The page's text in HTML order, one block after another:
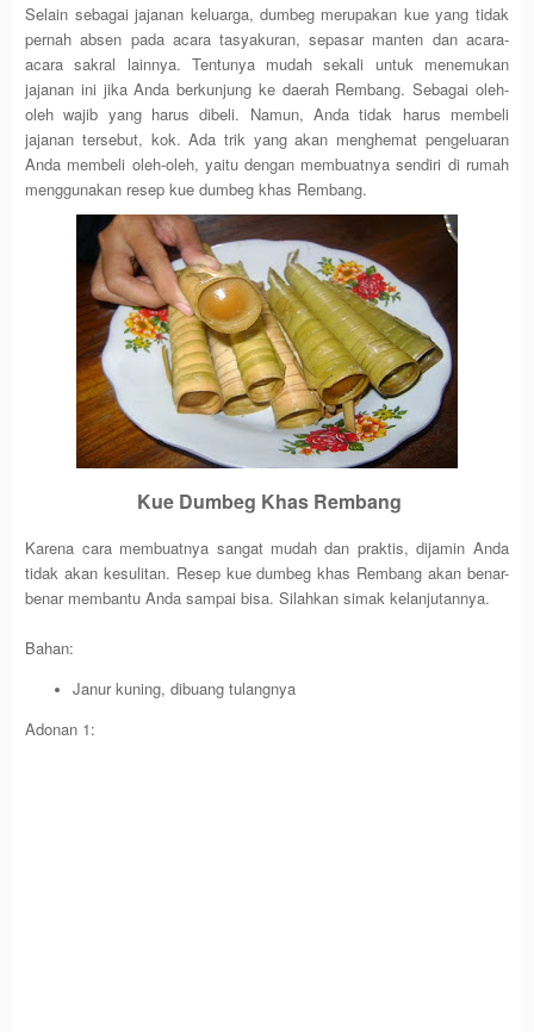
Selain sebagai jajanan keluarga, dumbeg merupakan kue yang tidak
pernah absen pada acara tasyakuran, sepasar manten dan acara-
acara sakral lainnya. Tentunya mudah sekali untuk menemukan
jajanan ini jika Anda berkunjung ke daerah Rembang. Sebagai oleh-
oleh wajib yang harus dibeli. Namun, Anda tidak harus membeli
jajanan tersebut, kok. Ada trik yang akan menghemat pengeluaran
Anda membeli oleh-oleh, yaitu dengan membuatnya sendiri di rumah
menggunakan resep kue dumbeg khas Rembang.
Kue Dumbeg Khas Rembang
Karena cara membuatnya sangat mudah dan praktis, dijamin Anda
tidak akan kesulitan. Resep kue dumbeg khas Rembang akan benar-
benar membantu Anda sampai bisa. Silahkan simak kelanjutannya.
Bahan:
Janur kuning, dibuang tulangnya
Adonan 1: